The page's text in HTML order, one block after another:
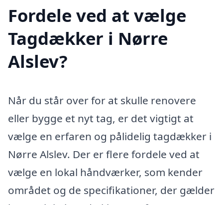
Fordele ved at vælge
Tagdækker i Nørre
Alslev?
Når du står over for at skulle renovere
eller bygge et nyt tag, er det vigtigt at
vælge en erfaren og pålidelig tagdækker i
Nørre Alslev. Der er flere fordele ved at
vælge en lokal håndværker, som kender
området og de specifikationer, der gælder